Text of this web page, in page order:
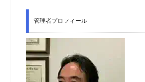
管理者プロフィール